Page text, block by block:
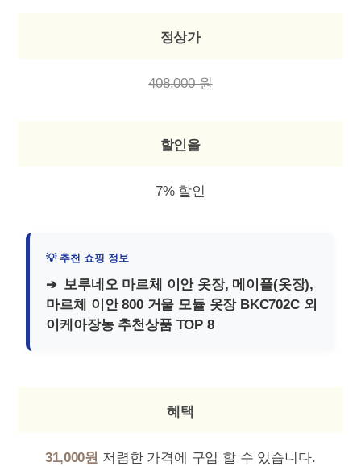
정상가
408,000 원
할인율
7% 할인
보루네오 마르체 이안 옷장, 메이플(옷장),
마르체 이안 800 거울 모듈 옷장 BKC702C 외
이케아장농 추천상품 TOP 8
혜택
31,000원 저렴한 가격에 구입 할 수 있습니다.